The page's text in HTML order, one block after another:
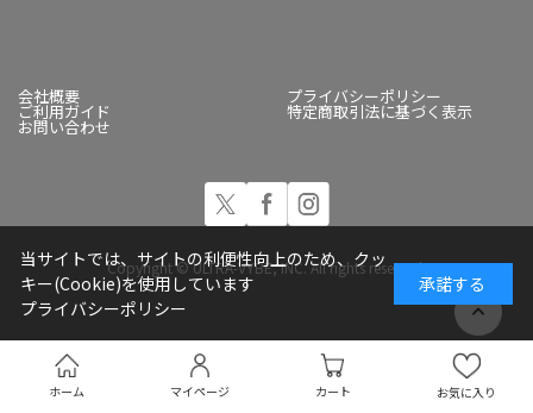
ホーム マイページ カート お気に入り
会社概要 プライバシーポリシー
ご利用ガイド 特定商取引法に基づく表示
お問い合わせ
Copyright © ULTRA-VYBE, INC. All rights reserved.
当サイトでは、サイトの利便性向上のため、クッ
キー(Cookie)を使用しています
プライバシーポリシー
承諾する